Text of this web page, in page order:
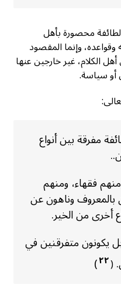
محصورة بأهل
وإنما المقصود
الكلام، غير خارجين عنها
أو سياسة.
مفرقة بين أنواع
فقهاء، ومنهم
بالمعروف وناهون عن
أخرى من الخير.
يكونون متفرقنين في
(٢٢)